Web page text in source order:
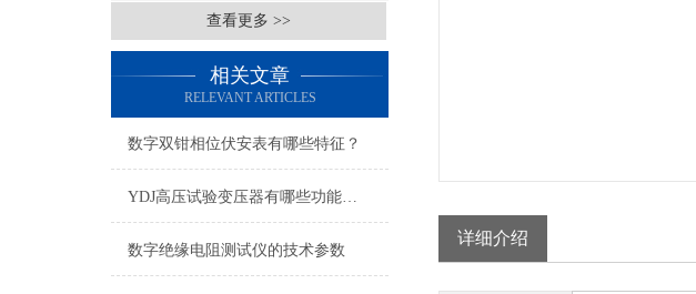
查看更多 >>
相关文章
RELEVANT ARTICLES
数字双钳相位伏安表有哪些特征？
YDJ高压试验变压器有哪些功能及用途
数字绝缘电阻测试仪的技术参数
详细介绍